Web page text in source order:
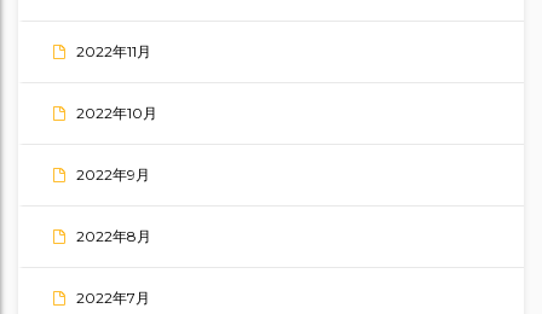
2022年11月
2022年10月
2022年9月
2022年8月
2022年7月